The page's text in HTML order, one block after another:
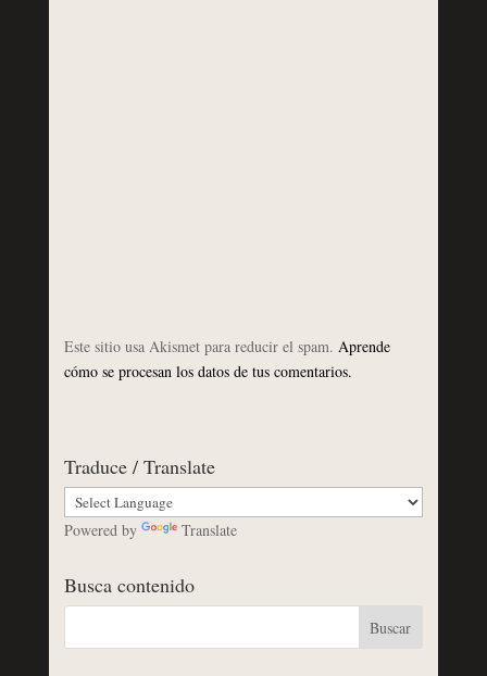
Este sitio usa Akismet para reducir el spam. Aprende
cómo se procesan los datos de tus comentarios.
Traduce / Translate
Powered by Translate
Busca contenido